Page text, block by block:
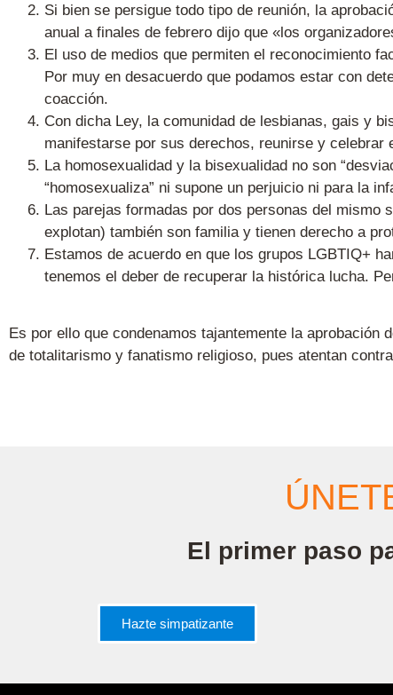
Si bien se persigue todo tipo de reunión, la
anual a finales de febrero dijo que «los
El uso de medios que permiten el reconocimiento
Por muy en desacuerdo que podamos estar con
coacción.
Con dicha Ley, la comunidad de lesbianas, gais y
manifestarse por sus derechos, reunirse y celebrar
La homosexualidad y la bisexualidad no son
“homosexualiza” ni supone un perjuicio ni para la
Las parejas formadas por dos personas del
explotan) también son familia y tienen derecho a
Estamos de acuerdo en que los grupos LGBTIQ+
tenemos el deber de recuperar la histórica lucha.
Es por ello que condenamos tajantemente la
de totalitarismo y fanatismo religioso, pues atentan
El primer paso
Hazte simpatizante